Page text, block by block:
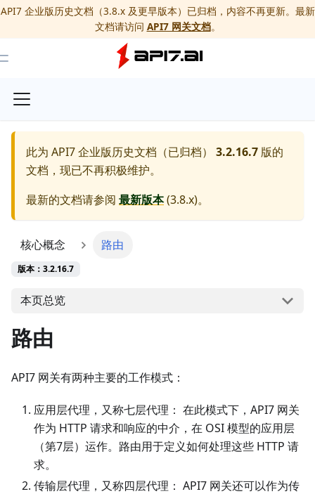
API7 企业版历史文档（3.8.x 及更早版本）已归档，内容不再更新。最新
文档请访问 API7 网关文档。
Toggle Menu
此为 API7 企业版历史文档（已归档） 3.2.16.7 版的
文档，现已不再积极维护。
最新的文档请参阅 最新版本(3.8.x)。
核心概念 路由
版本：3.2.16.7
本页总览
路由
API7 网关有两种主要的工作模式：
应用层代理，又称七层代理： 在此模式下，API7 网关
作为 HTTP 请求和响应的中介，在 OSI 模型的应用层
（第7层）运作。路由用于定义如何处理这些 HTTP 请
求。
传输层代理，又称四层代理： API7 网关还可以作为传